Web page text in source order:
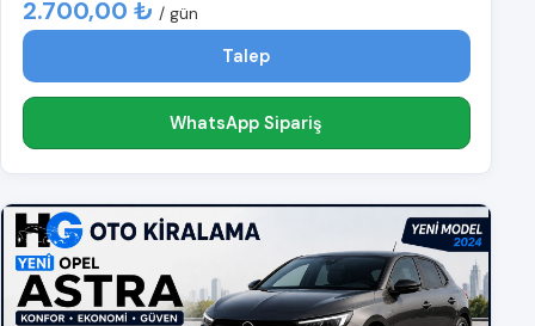
2.700,00 ₺ / gün
Talep
WhatsApp Sipariş